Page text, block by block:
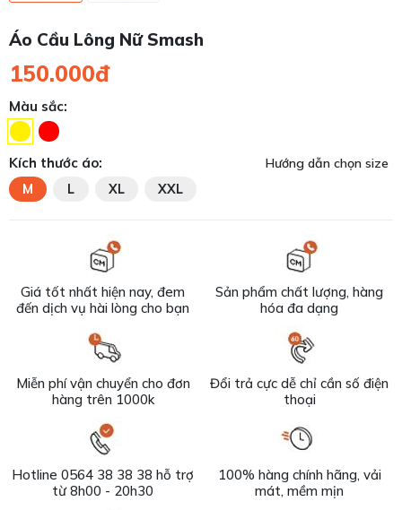
Áo Cầu Lông Nữ Smash
150.000đ
Màu sắc:
Kích thước áo: Hướng dẫn chọn size
M L XL XXL
Giá tốt nhất hiện nay, đem
đến dịch vụ hài lòng cho bạn
Sản phẩm chất lượng, hàng
hóa đa dạng
Miễn phí vận chuyển cho đơn
hàng trên 1000k
Đổi trả cực dễ chỉ cần số điện
thoại
Hotline 0564 38 38 38 hỗ trợ
từ 8h00 - 20h30
100% hàng chính hãng, vải
mát, mềm mịn